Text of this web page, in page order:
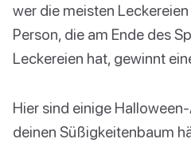
wer die meisten
Person, die am Ende des
Leckereien hat, gewinnt
Hier sind einige
deinen Süßigkeitenbaum